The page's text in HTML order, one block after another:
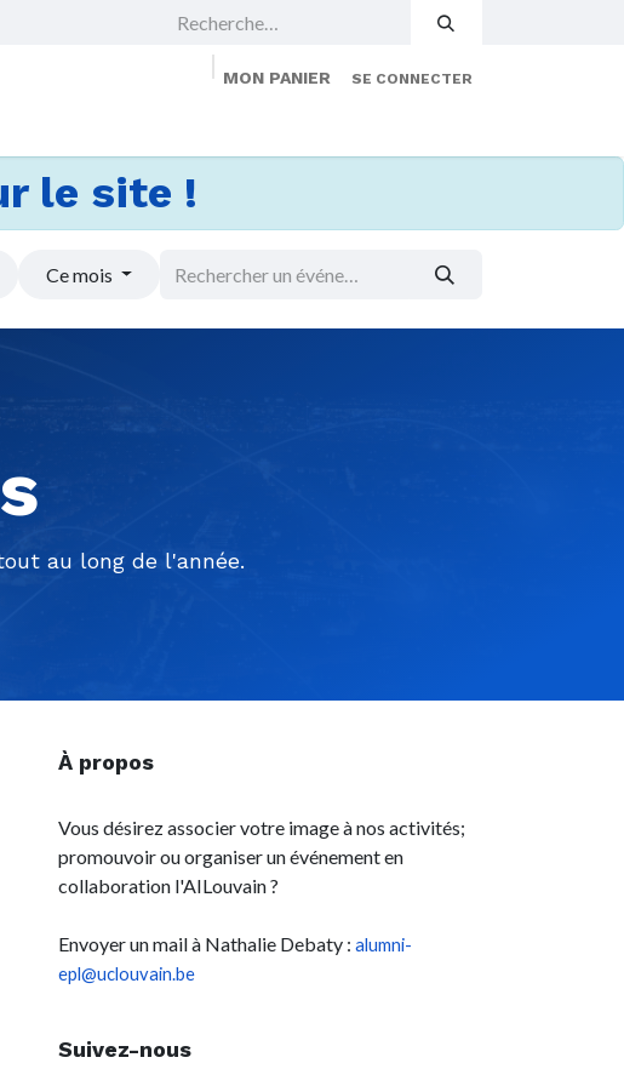
MON PANIER SE CONNECTER
le site !
Ce mois
au long de l'année.
À propos
Vous désirez associer votre image à nos activités;
promouvoir ou organiser un événement en
collaboration l'AILouvain ?
Envoyer un mail à Nathalie Debaty : alumni-
epl@uclouvain.be
Suivez-nous